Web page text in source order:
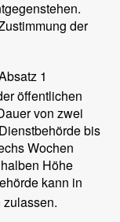
der
1
öffentlichen
von zwei
bis
Wochen
Höhe
kann in